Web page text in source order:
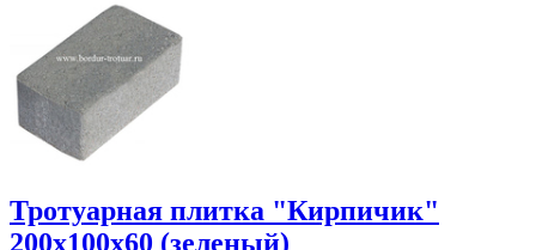
Тротуарная плитка "Кирпичик"
200х100х60 (зеленый)